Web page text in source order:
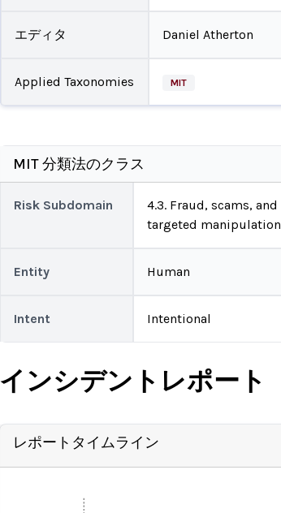
エディタ Daniel Atherton
Applied Taxonomies MIT
MIT 分類法のクラス
Risk Subdomain
4.3. Fraud, scams, and
targeted manipulation
Entity Human
Intent Intentional
インシデントレポート
レポートタイムライン